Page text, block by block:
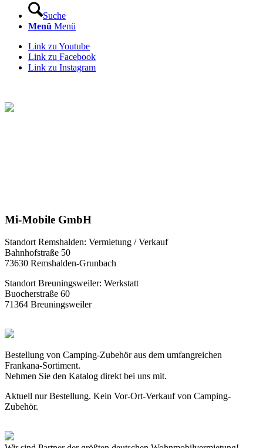
Suche
Menü Menü
Link zu Youtube
Link zu Facebook
Link zu Instagram
Mi-Mobile GmbH
Standort Remshalden: Vermietung / Verkauf
Bahnhofstraße 50
73630 Remshalden-Grunbach
Standort Breuningsweiler: Werkstatt
Buocherstraße 60
71364 Breuningsweiler
Bestellung von Camping-Zubehör aus dem umfangreichen
Frankana-Sortiment.
Nehmen Sie den Katalog direkt bei uns mit.
Aktuell nur Bestellung. Kein Vor-Ort-Verkauf von Camping-
Zubehör.